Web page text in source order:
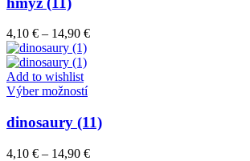
variantov.
vybrať
na
stránke
produktu.
4,10 € – 14,90 €Price
Add to wishlist
Výber možnostíTento
má
viacero
variantov.
dinosaury (11)
4,10 € – 14,90 €Price